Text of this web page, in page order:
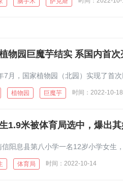
物园巨魔芋结实 系国内首次
植物园 巨魔芋 时间：2022-10-18
1.9米被体育局选中，爆出
体育局 时间：2022-10-14